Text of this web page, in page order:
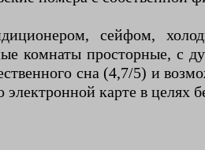
сейфом,
комнаты просторные, с
сна (4,7/5) и
карте в целях